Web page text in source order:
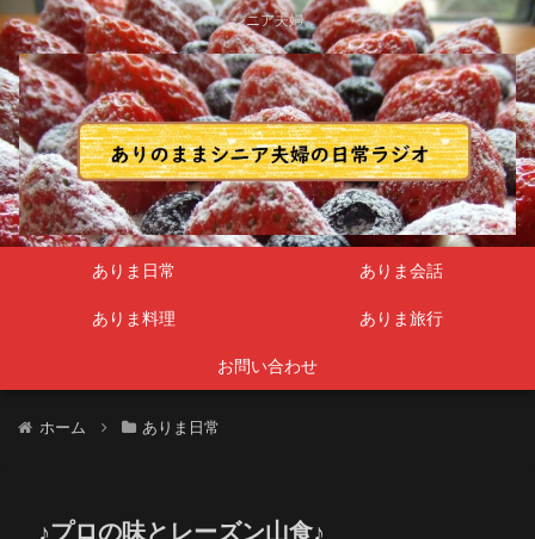
シニア夫婦
ありま日常 ありま会話
ありま料理 ありま旅行
お問い合わせ
ホーム ありま日常
♪プロの味とレーズン山食♪